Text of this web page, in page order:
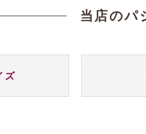
当店のパ
ズ